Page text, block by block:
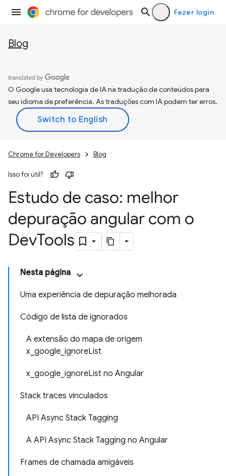
Fazer login
Blog
O Google usa tecnologia de IA na tradução de conteúdos para
seu idioma de preferência. As traduções com IA podem ter erros.
Chrome for Developers Blog
Isso foi útil?
Estudo de caso: melhor
depuração angular com o
DevTools
Nesta página
Uma experiência de depuração melhorada
Código de lista de ignorados
A extensão do mapa de origem
x_google_ignoreList
x_google_ignoreList no Angular
Stack traces vinculados
API Async Stack Tagging
A API Async Stack Tagging no Angular
Frames de chamada amigáveis